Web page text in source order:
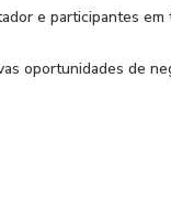
e participantes em
oportunidades de